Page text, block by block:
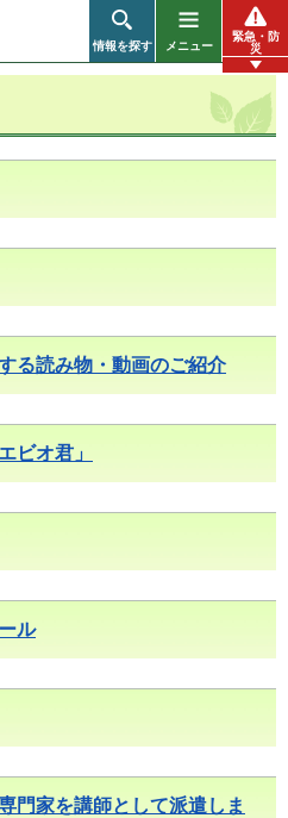
情報を探す メニュー
緊急・防
災
る読み物・動画のご紹介
ビオ君」
ル
門家を講師として派遣しま